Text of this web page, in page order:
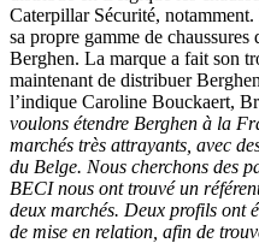
Caterpillar Sécurité,
sa propre gamme de
Berghen. La marque a fait son
maintenant de distribuer
l’indique Caroline Bouckaert,
voulons étendre Berghen à la
marchés très attrayants, avec
du Belge. Nous cherchons des
BECI nous ont trouvé un
deux marchés. Deux profils ont
de mise en relation, afin de